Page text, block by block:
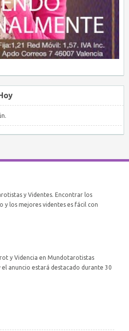
y Videntes. Encontrar los
y los mejores videntes es fácil con
y Videncia en Mundotarotistas
anuncio estará destacado durante 30